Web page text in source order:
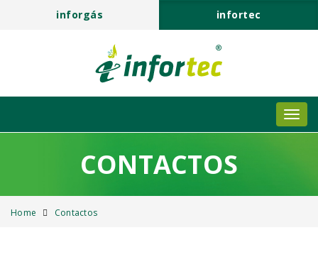
inforgás infortec
CONTACTOS
Home Contactos